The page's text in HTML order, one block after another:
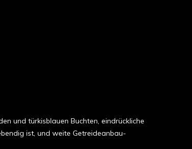
und türkisblauen Buchten, eindrückliche
ist, und weite Getreideanbau-